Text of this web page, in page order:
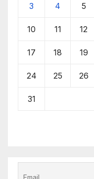
3 4 5
10 11 12
17 18 19
24 25 26
31